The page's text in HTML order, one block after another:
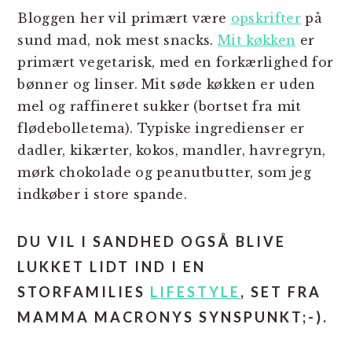
Bloggen her vil primært være opskrifterpå
sund mad, nok mest snacks.Mit køkken er
primært vegetarisk, med en forkærlighed for
bønner og linser. Mit søde køkken er uden
mel og raffineret sukker (bortset fra mit
flødebolletema). Typiske ingredienser er
dadler, kikærter, kokos, mandler, havregryn,
mørk chokolade og peanutbutter, som jeg
indkøber i store spande.
DU VIL I SANDHED OGSÅ BLIVE
LUKKET LIDT IND I EN
STORFAMILIES LIFESTYLE , SET FRA
MAMMA MACRONYS SYNSPUNKT;-).